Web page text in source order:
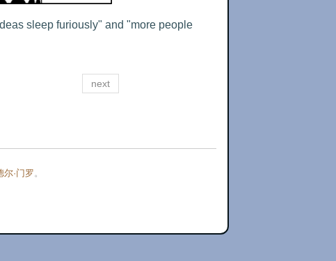
sleep furiously" and "more people
next
尔·门罗 。